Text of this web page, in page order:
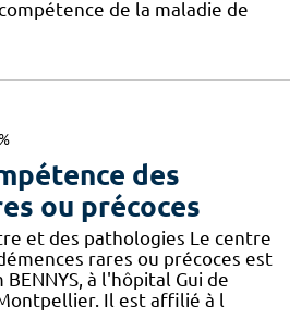
de la maladie de
des
ou précoces
et des pathologies Le centre
rares ou précoces est
à l'hôpital Gui de
Il est affilié à l